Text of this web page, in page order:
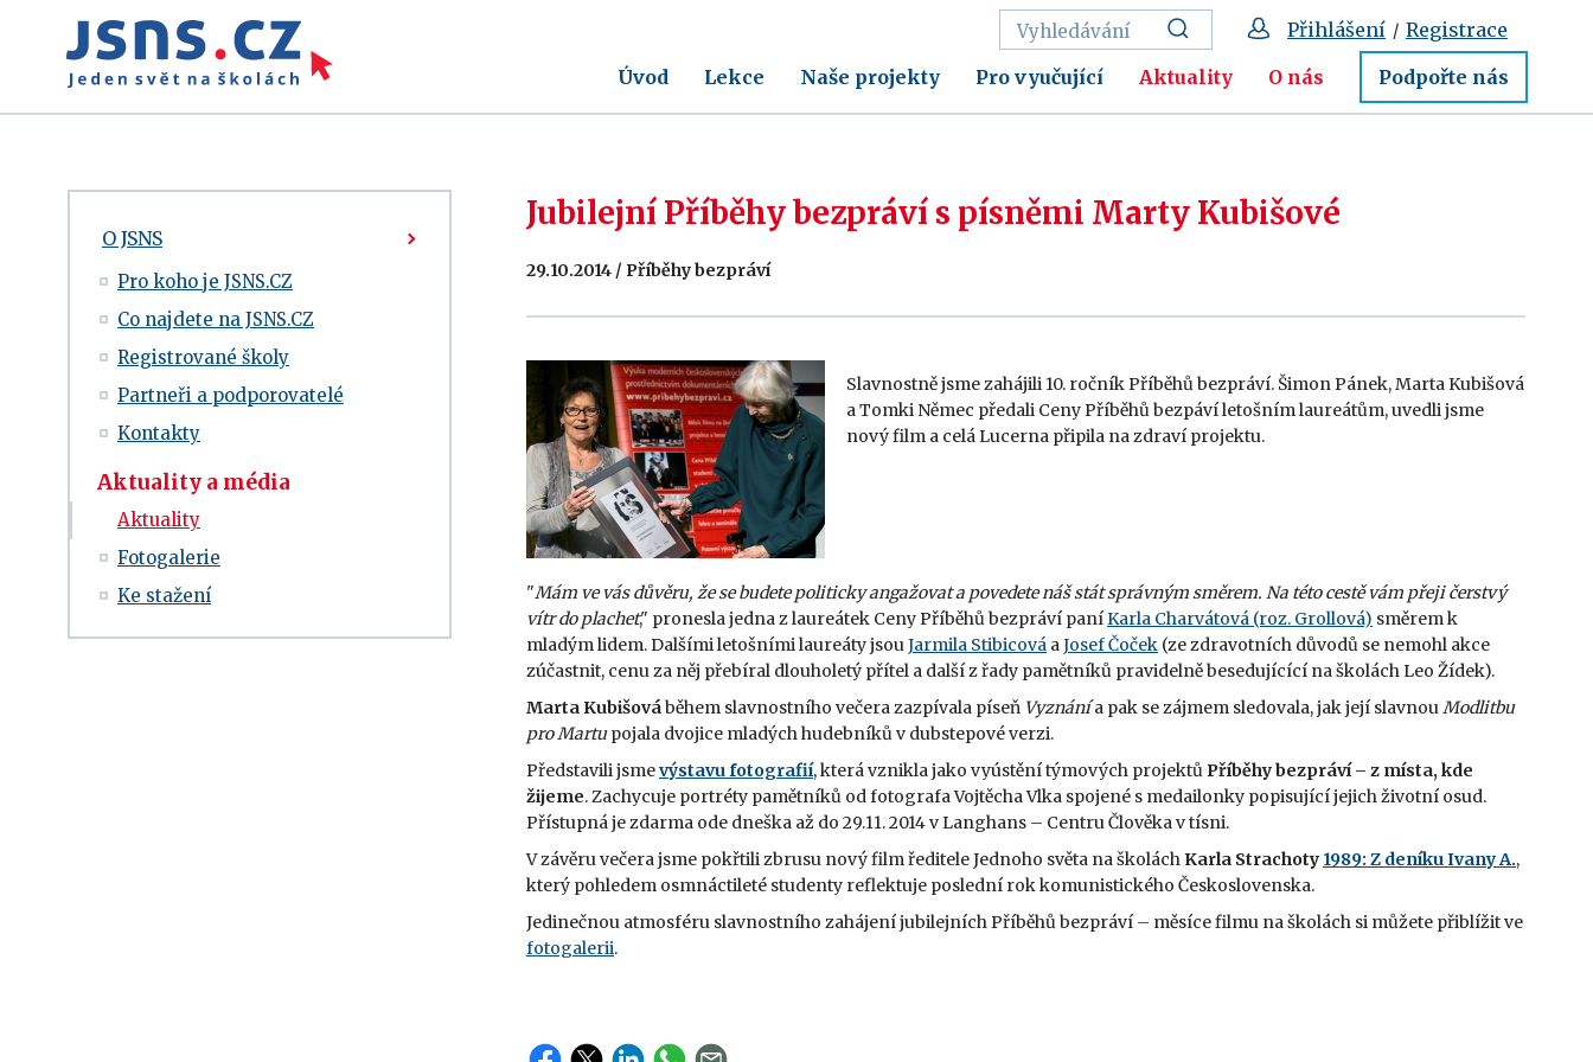
Úvod Lekce Naše projekty Pro vyučující Aktuality O nás Podpořte nás
Přihlášení / Registrace
O JSNS
Pro koho je JSNS.CZ
Co najdete na JSNS.CZ
Registrované školy
Partneři a podporovatelé
Kontakty
Aktuality a média
Aktuality
Fotogalerie
Ke stažení
Jubilejní Příběhy bezpráví s písněmi Marty Kubišové
29.10.2014 / Příběhy bezpráví
Slavnostně jsme zahájili 10. ročník Příběhů bezpráví. Šimon Pánek, Marta Kubišová
a Tomki Němec předali Ceny Příběhů bezpáví letošním laureátům, uvedli jsme
nový film a celá Lucerna připila na zdraví projektu.
"Mám ve vás důvěru, že se budete politicky angažovat a povedete náš stát správným směrem. Na této cestě vám přeji čerstvý
vítr do plachet," pronesla jedna z laureátek Ceny Příběhů bezpráví paníKarla Charvátová (roz. Grollová) směrem k
mladým lidem. Dalšími letošními laureáty jsouJarmila Stibicová aJosef Čoček (ze zdravotních důvodů se nemohl akce
zúčastnit, cenu za něj přebíral dlouholetý přítel a další z řady pamětníků pravidelně besedujícící na školách Leo Žídek).
Marta Kubišováběhem slavnostního večera zazpívala píseň Vyznánía pak se zájmem sledovala, jak její slavnouModlitbu
pro Martupojala dvojice mladých hudebníků v dubstepové verzi.
Představili jsmevýstavufotografií, která vznikla jako vyústění týmových projektů Příběhy bezpráví – z místa, kde
žijeme. Zachycuje portréty pamětníků od fotografa Vojtěcha Vlka spojené s medailonky popisující jejich životní osud.
Přístupná je zdarma ode dneška až do 29.11. 2014 v Langhans – Centru Člověka v tísni.
V závěru večera jsme pokřtili zbrusu nový film ředitele Jednoho světa na školách Karla Strachoty 1989: Z deníku Ivany A.,
který pohledem osmnáctileté studenty reflektuje poslední rok komunistického Československa.
Jedinečnou atmosféru slavnostního zahájení jubilejních Příběhů bezpráví – měsíce filmu na školách si můžete přiblížit ve
fotogalerii.